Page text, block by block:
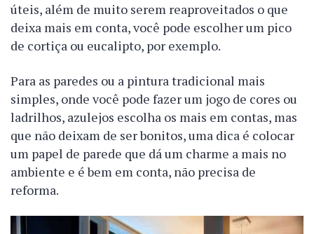
úteis, além de muito serem reaproveitados o que
deixa mais em conta, você pode escolher um pico
de cortiça ou eucalipto, por exemplo.
Para as paredes ou a pintura tradicional mais
simples, onde você pode fazer um jogo de cores ou
ladrilhos, azulejos escolha os mais em contas, mas
que não deixam de ser bonitos, uma dica é colocar
um papel de parede que dá um charme a mais no
ambiente e é bem em conta, não precisa de
reforma.